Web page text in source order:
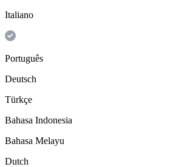
Italiano
Português
Deutsch
Türkçe
Bahasa Indonesia
Bahasa Melayu
Dutch